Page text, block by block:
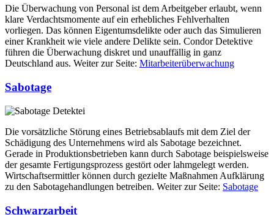
Die Überwachung von Personal ist dem Arbeitgeber erlaubt, wenn
klare Verdachtsmomente auf ein erhebliches Fehlverhalten
vorliegen. Das können Eigentumsdelikte oder auch das Simulieren
einer Krankheit wie viele andere Delikte sein. Condor Detektive
führen die Überwachung diskret und unauffällig in ganz
Deutschland aus. Weiter zur Seite: Mitarbeiterüberwachung
Sabotage
Die vorsätzliche Störung eines Betriebsablaufs mit dem Ziel der
Schädigung des Unternehmens wird als Sabotage bezeichnet.
Gerade in Produktionsbetrieben kann durch Sabotage beispielsweise
der gesamte Fertigungsprozess gestört oder lahmgelegt werden.
Wirtschaftsermittler können durch gezielte Maßnahmen Aufklärung
zu den Sabotagehandlungen betreiben. Weiter zur Seite: Sabotage
Schwarzarbeit